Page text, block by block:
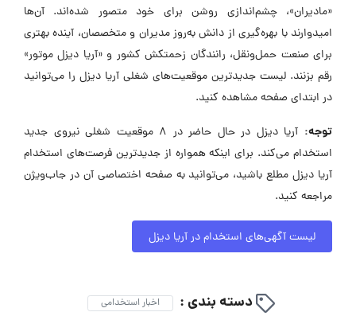
«مادیران»، چشم‌اندازی روشن برای خود متصور شده‌اند. آن‌ها
امیدوارند با بهره‌گیری از دانش به‌روز مدیران و متخصصان، آینده بهتری
برای صنعت حمل‌ونقل، رانندگان زحمتکش کشور و «آریا دیزل موتور»
رقم بزنند. لیست جدیدترین موقعیت‌های شغلی آریا دیزل را می‌توانید
در ابتدای صفحه مشاهده کنید.
توجه:
آریا دیزل در حال حاضر در ۸ موقعیت شغلی نیروی جدید
استخدام می‌کند. برای اینکه همواره از جدیدترین فرصت‌های استخدام
آریا دیزل مطلع باشید، می‌توانید به صفحه اختصاصی آن در جاب‌ویژن
مراجعه کنید.
لیست آگهی‌های استخدام در آریا دیزل
دسته بندی : اخبار استخدامی